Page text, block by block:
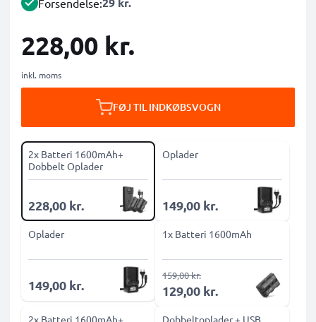
Forsendelse:
228,00 kr.
inkl. moms
FØJ TIL INDKØBSVOGN
2x Batteri 1600mAh+
Dobbelt Oplader
228,00 kr.
Oplader
149,00 kr.
Oplader
149,00 kr.
1x Batteri 1600mAh
129,00 kr.
159,00 kr.
2x Batteri 1600mAh+
Dobbeltoplader + USB